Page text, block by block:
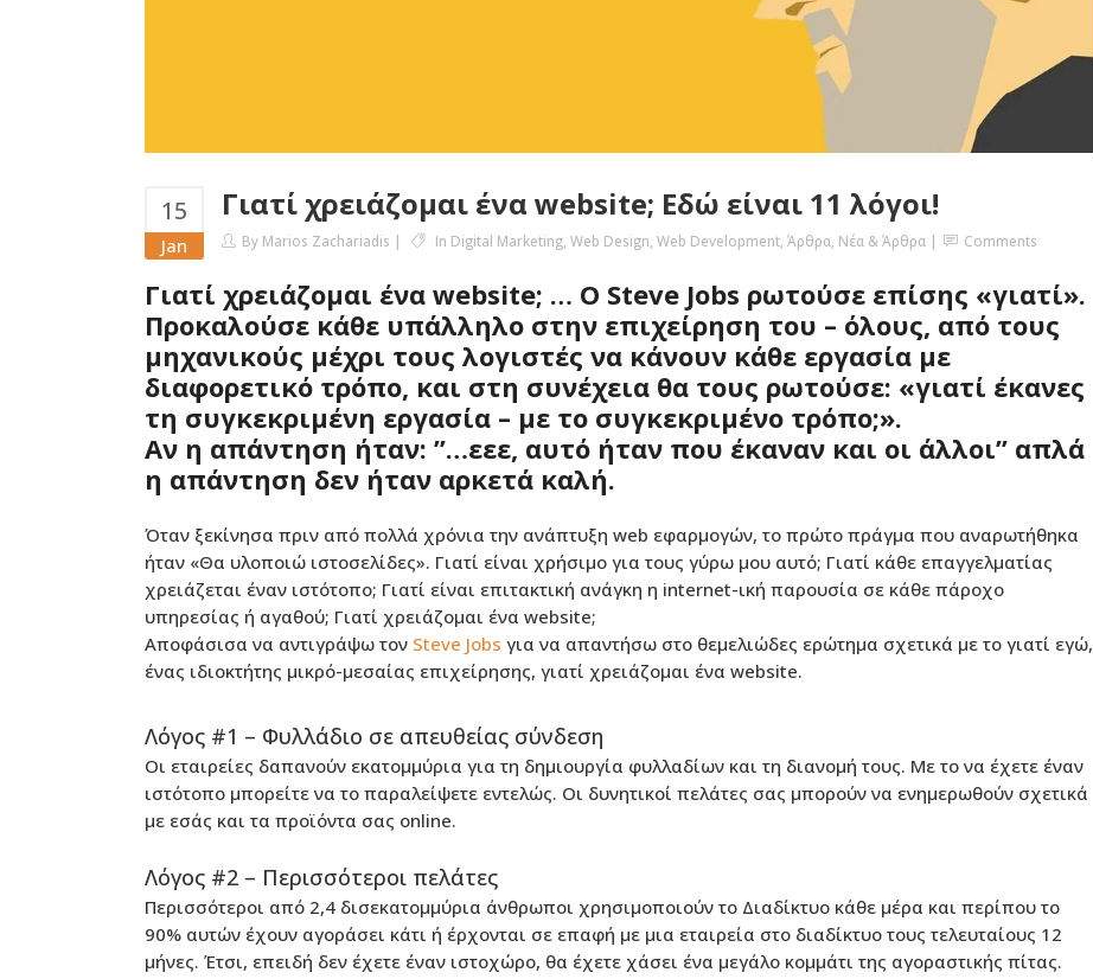
Automations
15
Jan
Γιατί χρειάζομαι ένα website; Εδώ είναι 11 λόγοι!
By Marios Zachariadis In Digital Marketing Web Design Web Development Άρθρα Νέα & Άρθρα Comments
Γιατί χρειάζομαι ένα website; … Ο Steve Jobs ρωτούσε επίσης «γιατί».
Προκαλούσε κάθε υπάλληλο στην επιχείρηση του – όλους, από τους
μηχανικούς μέχρι τους λογιστές να κάνουν κάθε εργασία με
διαφορετικό τρόπο, και στη συνέχεια θα τους ρωτούσε: «γιατί έκανες
τη συγκεκριμένη εργασία – με το συγκεκριμένο τρόπο;».
Αν η απάντηση ήταν: ”…εεε, αυτό ήταν που έκαναν και οι άλλοι” απλά
η απάντηση δεν ήταν αρκετά καλή.
Όταν ξεκίνησα πριν από πολλά χρόνια την ανάπτυξη web εφαρμογών, το πρώτο πράγμα που αναρωτήθηκα
ήταν «Θα υλοποιώ ιστοσελίδες». Γιατί είναι χρήσιμο για τους γύρω μου αυτό; Γιατί κάθε επαγγελματίας
χρειάζεται έναν ιστότοπο; Γιατί είναι επιτακτική ανάγκη η internet-ική παρουσία σε κάθε πάροχο
υπηρεσίας ή αγαθού; Γιατί χρειάζομαι ένα website;
Αποφάσισα να αντιγράψω τον Steve Jobs για να απαντήσω στο θεμελιώδες ερώτημα σχετικά με το γιατί εγώ,
ένας ιδιοκτήτης μικρό-μεσαίας επιχείρησης, γιατί χρειάζομαι ένα website.
Λόγος #1 – Φυλλάδιο σε απευθείας σύνδεση
Οι εταιρείες δαπανούν εκατομμύρια για τη δημιουργία φυλλαδίων και τη διανομή τους. Με το να έχετε έναν
ιστότοπο μπορείτε να το παραλείψετε εντελώς. Οι δυνητικοί πελάτες σας μπορούν να ενημερωθούν σχετικά
με εσάς και τα προϊόντα σας online.
Λόγος #2 – Περισσότεροι πελάτες
Περισσότεροι από 2,4 δισεκατομμύρια άνθρωποι χρησιμοποιούν το Διαδίκτυο κάθε μέρα και περίπου το
90% αυτών έχουν αγοράσει κάτι ή έρχονται σε επαφή με μια εταιρεία στο διαδίκτυο τους τελευταίους 12
μήνες. Έτσι, επειδή δεν έχετε έναν ιστοχώρο, θα έχετε χάσει ένα μεγάλο κομμάτι της αγοραστικής πίτας.